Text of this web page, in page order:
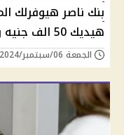
بنك ناصر هيوفرلك
هيديك 50 الف جنيه وهتسدد براحتك
الجمعة 06/سبتمبر/2024 - 06:25 م